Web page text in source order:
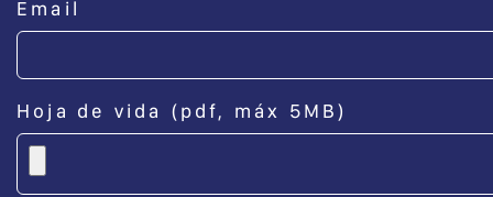
Email
Hoja de vida (pdf, máx 5MB)